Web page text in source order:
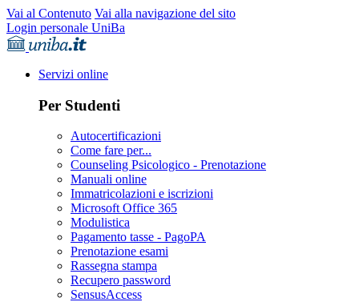
Vai al Contenuto Vai alla navigazione del sito
Login personale UniBa
Servizi online
Per Studenti
Autocertificazioni
Come fare per...
Counseling Psicologico - Prenotazione
Manuali online
Immatricolazioni e iscrizioni
Microsoft Office 365
Modulistica
Pagamento tasse - PagoPA
Prenotazione esami
Rassegna stampa
Recupero password
SensusAccess